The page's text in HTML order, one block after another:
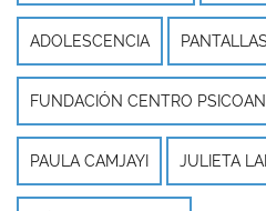
ADOLESCENCIA PANTALLAS
FUNDACIÓN CENTRO
PAULA CAMJAYI JULIETA